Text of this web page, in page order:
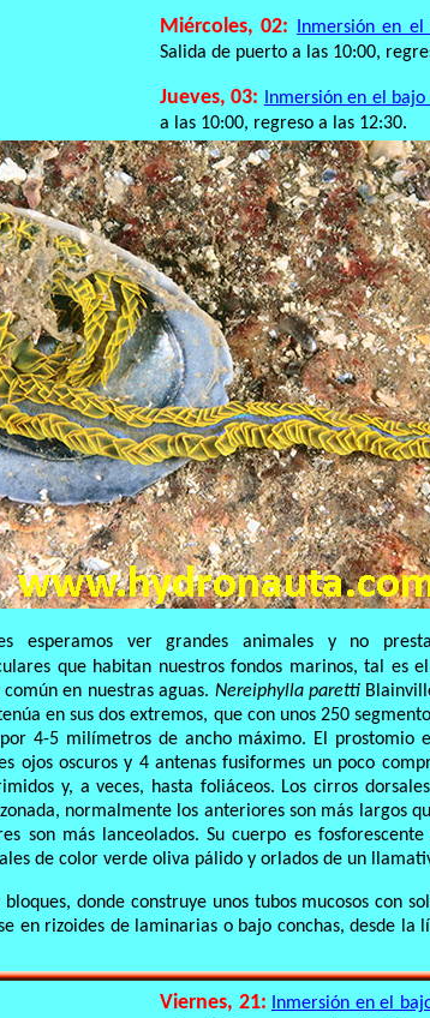
Miércoles, 02:
Inmersión en el
Salida de puerto a las 10:00,
Jueves, 03: Inmersión en el bajo
a las 10:00, regreso a las 12:30.
esperamos ver grandes animales y no
que habitan nuestros fondos marinos, tal es
en nuestras aguas. Nereiphylla paretti
en sus dos extremos, que con unos 250
4-5 milímetros de ancho máximo. El prostomio
ojos oscuros y 4 antenas fusiformes un poco
y, a veces, hasta foliáceos. Los cirros
normalmente los anteriores son más largos
son más lanceolados. Su cuerpo es
de color verde oliva pálido y orlados de un
donde construye unos tubos mucosos con
en rizoides de laminarias o bajo conchas, desde la
Viernes, 21: Inmersión en el